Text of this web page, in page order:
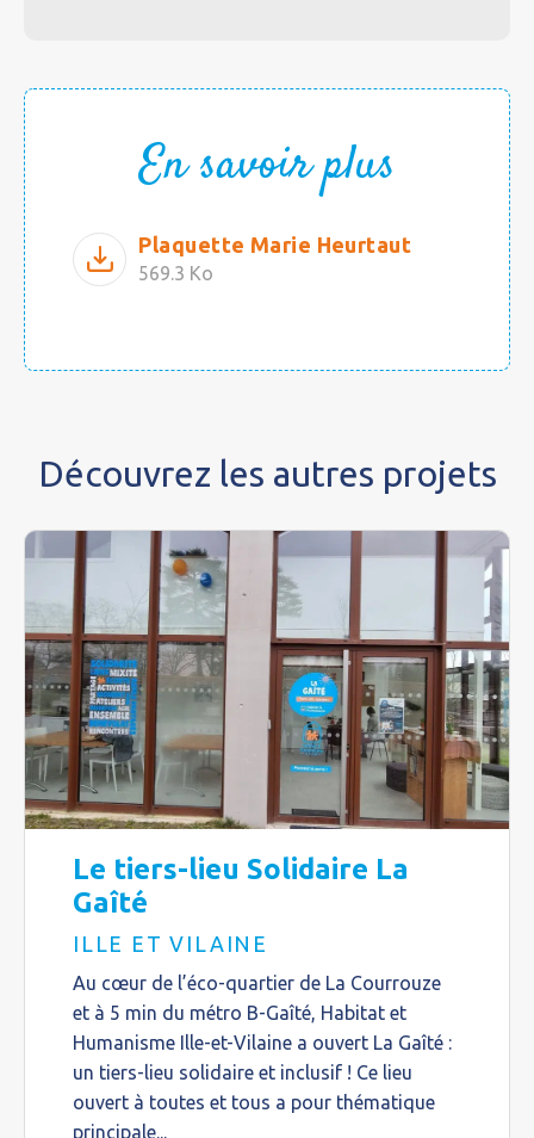
En savoir plus
Plaquette Marie Heurtaut
569.3 Ko
Découvrez les autres projets
Le tiers-lieu Solidaire La
Gaîté
ILLE ET VILAINE
Au cœur de l’éco-quartier de La Courrouze
et à 5 min du métro B-Gaîté, Habitat et
Humanisme Ille-et-Vilaine a ouvert La Gaîté :
un tiers-lieu solidaire et inclusif ! Ce lieu
ouvert à toutes et tous a pour thématique
principale...